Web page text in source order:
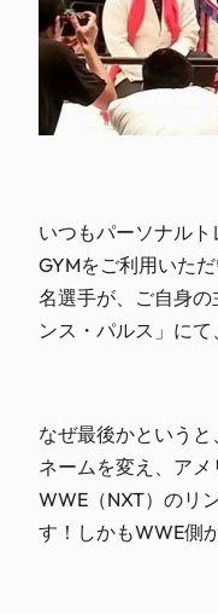
いつもパーソナル
GYMをご利用いた
名選手が、ご自身
ンス・パルス」にて
なぜ最後かという
ネームを変え、ア
WWE（NXT）のリ
す！しかもWWE側